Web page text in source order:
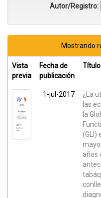
Autor/Registro:
Mostrando
Vista
previa
Fecha de
publicación
Título
1-jul-2017
¿La
las
la
(GLI)
años